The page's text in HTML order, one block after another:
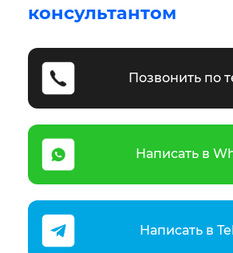
консультантом
Позвонить по
Написать в
Написать в